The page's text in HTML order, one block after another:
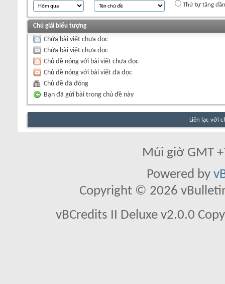
Thứ tự tăng dần
Chú giải biểu tượng
Chứa bài viết chưa đọc
Chứa bài viết chưa đọc
Chủ đề nóng với bài viết chưa đọc
Chủ đề nóng với bài viết đã đọc
Chủ đề đã đóng
Bạn đã gửi bài trong chủ đề này
Liên lạc với
Múi giờ GMT
Powered by
Copyright © 2026
vBCredits II Deluxe v2.0.0